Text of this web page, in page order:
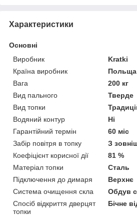
Характеристики
Основні
Виробник
Kratki
Країна виробник
Польща
Вага
200 кг
Вид пального
Тверде
Вид топки
Водяний контур
Ні
Гарантійний термін
60 міс
Забір повітря в топку
З
Коефіцієнт корисної дії
81 %
Матеріал топки
Сталь
Підключення до димаря
Верхнє
Система очищення скла
Обдув
Спосіб відкриття дверцят
топки
Бічне